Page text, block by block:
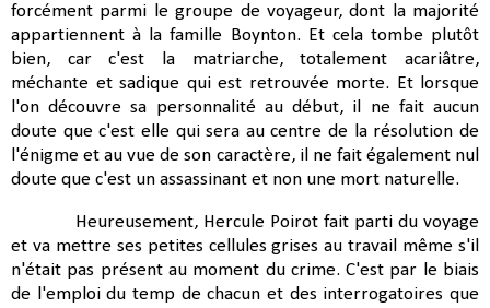
forcément parmi le groupe de voyageur, dont la majorité
appartiennent à la famille Boynton. Et cela tombe plutôt
bien, car c'est la matriarche, totalement acariâtre,
méchante et sadique qui est retrouvée morte. Et lorsque
l'on découvre sa personnalité au début, il ne fait aucun
doute que c'est elle qui sera au centre de la résolution de
l'énigme et au vue de son caractère, il ne fait également nul
doute que c'est un assassinant et non une mort naturelle.
Heureusement, Hercule Poirot fait parti du voyage
et va mettre ses petites cellules grises au travail même s'il
n'était pas présent au moment du crime. C'est par le biais
de l'emploi du temp de chacun et des interrogatoires que